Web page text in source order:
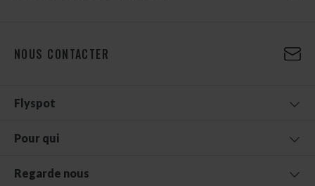
NOUS CONTACTER
Flyspot
Pour qui
Regarde nous